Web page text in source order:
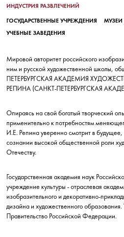
ИНДУСТРИЯ РАЗВЛЕЧЕНИЙ
ГОСУДАРСТВЕННЫЕ УЧРЕЖДЕНИЯ
МУЗЕИ
УЧЕБНЫЕ ЗАВЕДЕНИЯ
Мировой авторитет российского
ним и русской художественной школы,
ПЕТЕРБУРГСКАЯ АКАДЕМИЯ
РЕПИНА (САНКТ-ПЕТЕРБУРГСКАЯ
Опираясь на свой богатый творческий
применительно к потребностям
И.Е. Репина уверенно смотрит в
сознании высокой общественной роли
Отечеству.
Государственная академия наук
учреждение культуры - отраслевая
изобразительного и декоративно-
дизайна и художественного образования.
Правительство Российской Федерации.